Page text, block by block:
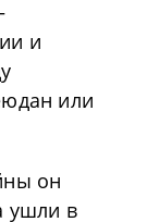
и
или
он
ушли в